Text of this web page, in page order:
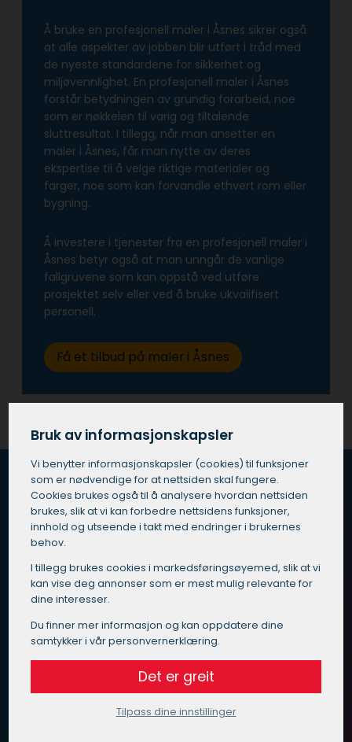
Å bruke en profesjonell maler i Åsnes sikrer også
at alle aspekter av jobben blir utført i tråd med
de nyeste standardene for sikkerhet og
miljøvennlighet. En profesjonell maler i Åsnes
forstår betydningen av grundig forarbeid, noe
som er nøkkelen til varig og tiltalende
sluttresultat. I tillegg, når man ansetter en
maler i Åsnes, får man nytte av deres
ekspertise til å velge riktige materialer og
farger, noe som kan forvandle ethvert rom eller
bygning.
Å investere i tjenester fra en profesjonell maler i
Åsnes betyr også at man unngår de vanlige
fallgruvene som kan oppstå ved utføre
prosjektet selv eller ved å bruke ukvalifisert
personell.
Få et tilbud på maler i Åsnes
Hvordan fungerer Maleoppdrag.no?
Vi vet at du er opptatt av god kvalitet, pris og service
når du skal velge maler i Åsnes.
Vi har gjort det enkelt for deg – send inn en
henvendelse med beskrivelse av ditt oppdrag til oss, så
finner vi en kvalitetssikret maler i Åsnes som passer for
Målet til Maleoppdrag.no er at du skal slippe å måtte
bruke masse tid på å vurdere alle de forskjellige malere
Bruk av informasjonskapsler
Vi benytter informasjons­kapsler (cookies) til funksjoner
som er nødvendige for at nettsiden skal fungere.
Cookies brukes også til å analysere hvordan nettsiden
brukes, slik at vi kan forbedre nettsidens funksjoner,
innhold og utseende i takt med endringer i brukernes
behov.
I tillegg brukes cookies i markedsførings­øyemed, slik at vi
kan vise deg annonser som er mest mulig relevante for
dine interesser.
Du finner mer informasjon og kan oppdatere dine
samtykker i vår personvernerklæring.
Det er greit
Tilpass dine innstillinger